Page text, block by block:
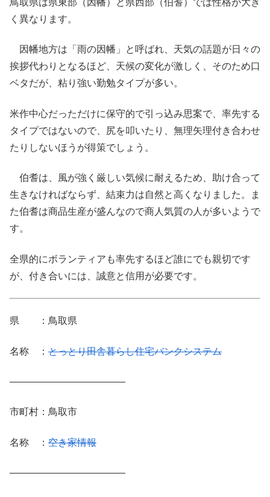
鳥取県は県東部（因幡）と県西部（伯耆）では性格が大き
く異なります。
因幡地方は「雨の因幡」と呼ばれ、天気の話題が日々の
挨拶代わりとなるほど、天候の変化が激しく、そのため口
ベタだが、粘り強い勤勉タイプが多い。
米作中心だっただけに保守的で引っ込み思案で、率先する
タイプではないので、尻を叩いたり、無理矢理付き合わせ
たりしないほうが得策でしょう。
伯耆は、風が強く厳しい気候に耐えるため、助け合って
生きなければならず、結束力は自然と高くなりました。ま
た伯耆は商品生産が盛んなので商人気質の人が多いようで
す。
全県的にボランティアも率先するほど誰にでも親切です
が、付き合いには、誠意と信用が必要です。
県 ：鳥取県
名称 ： とっとり田舎暮らし住宅バンクシステム
————————————
市町村：鳥取市
名称 ： 空き家情報
————————————